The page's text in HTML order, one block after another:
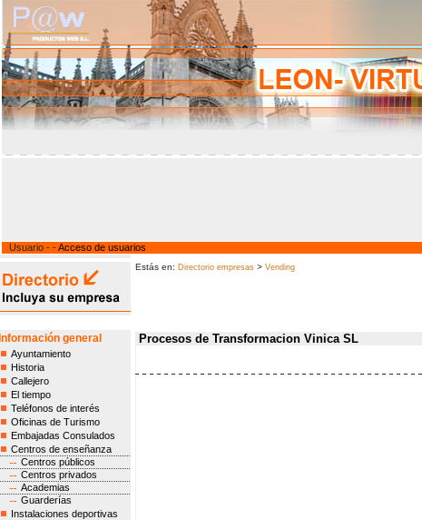
Usuario - -Acceso de usuarios
Información general
Ayuntamiento
Historia
Callejero
El tiempo
Teléfonos de interés
Oficinas de Turismo
Embajadas Consulados
Centros de enseñanza
Centros públicos
Centros privados
Academias
Guarderías
Instalaciones deportivas
Estás en: Directorio empresas> Vending
Procesos de Transformacion Vinica SL